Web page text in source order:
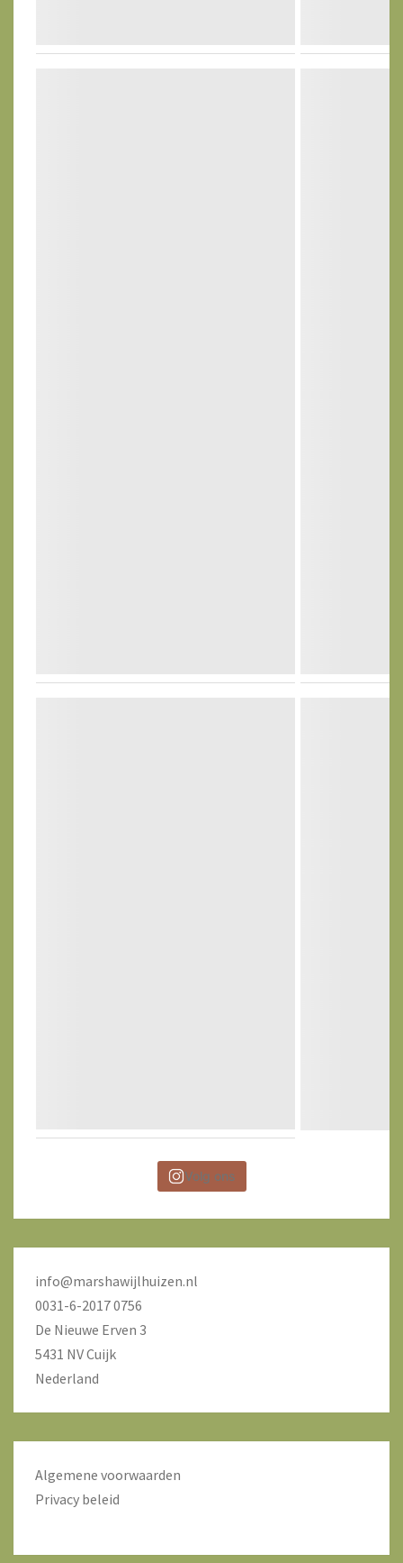
Volg ons
info@marshawijlhuizen.nl
0031-6-2017 0756
De Nieuwe Erven 3
5431 NV Cuijk
Nederland
Algemene voorwaarden
Privacy beleid